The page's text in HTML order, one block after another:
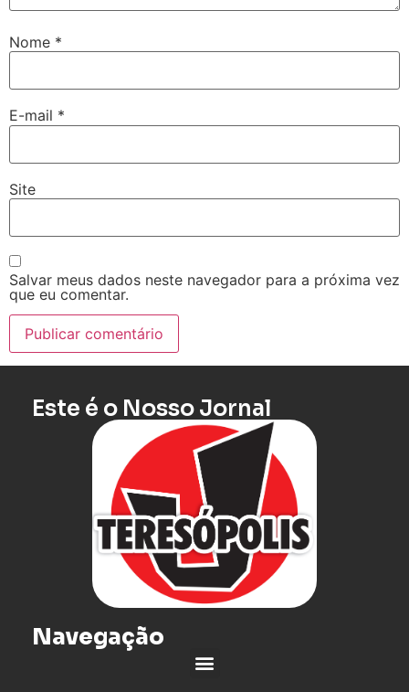
Nome *
E-mail *
Site
Salvar meus dados neste navegador para a próxima vez
que eu comentar.
Este é o Nosso Jornal
Navegação